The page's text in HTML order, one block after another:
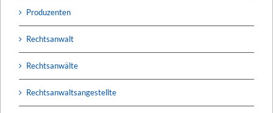
Produzenten
Rechtsanwalt
Rechtsanwälte
Rechtsanwaltsangestellte